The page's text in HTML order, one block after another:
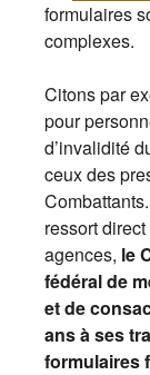
formulaires
complexes.
Citons par
pour
d’invalidité
ceux des
ressort
agences, le
fédéral de
et de
ans à ses
formulaires